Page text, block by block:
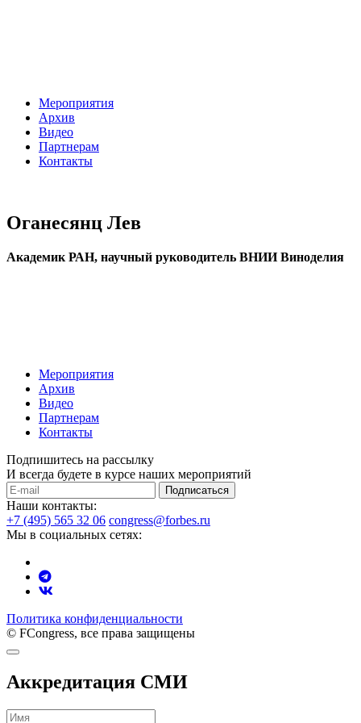
Мероприятия
Архив
Видео
Партнерам
Контакты
Оганесянц Лев
Академик РАН, научный руководитель ВНИИ Виноделия
Мероприятия
Архив
Видео
Партнерам
Контакты
Подпишитесь на рассылку
И всегда будете в курсе наших мероприятий
Подписаться
Наши контакты:
+7 (495) 565 32 06 congress@forbes.ru
Мы в социальных сетях:
Политика конфиденциальности
© FCongress, все права защищены
Аккредитация СМИ